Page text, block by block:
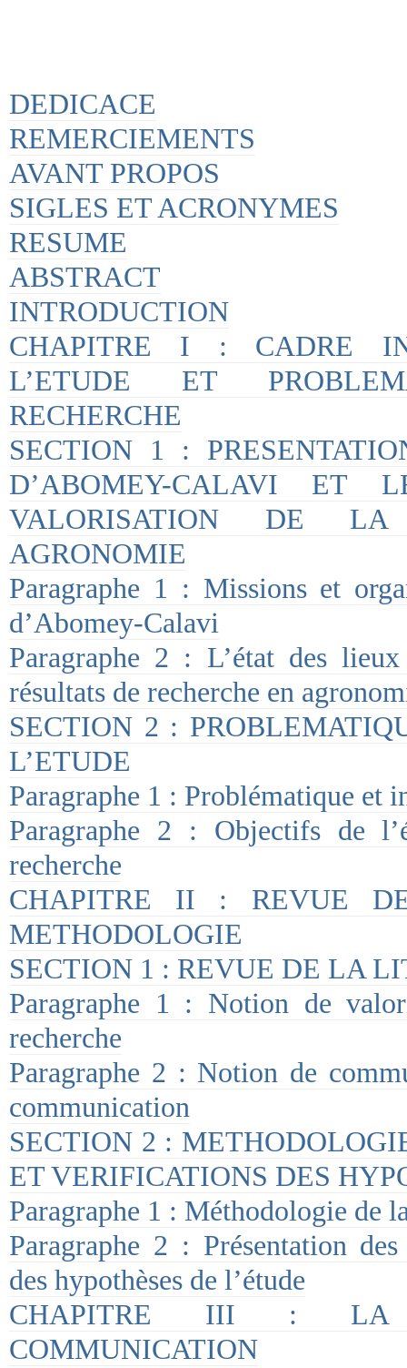
DEDICACE
REMERCIEMENTS
AVANT PROPOS
SIGLES ET ACRONYMES
RESUME
ABSTRACT
INTRODUCTION
CHAPITRE I : CADRE
L’ETUDE ET
RECHERCHE
SECTION 1 :
D’ABOMEY-CALAVI ET
VALORISATION DE LA
AGRONOMIE
Paragraphe 1 : Missions et
d’Abomey-Calavi
Paragraphe 2 : L’état des
résultats de recherche en
SECTION 2 :
L’ETUDE
Paragraphe 1 : Problématique et
Paragraphe 2 : Objectifs de
recherche
CHAPITRE II : REVUE
METHODOLOGIE
SECTION 1 : REVUE DE LA
Paragraphe 1 : Notion de
recherche
Paragraphe 2 : Notion de
communication
SECTION 2 :
ET VERIFICATIONS DES
Paragraphe 1 : Méthodologie de
Paragraphe 2 : Présentation
des hypothèses de l’étude
CHAPITRE III : LA
COMMUNICATION